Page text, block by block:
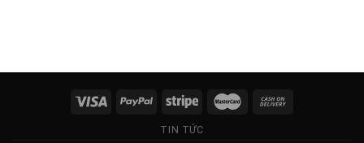
TIN TỨC